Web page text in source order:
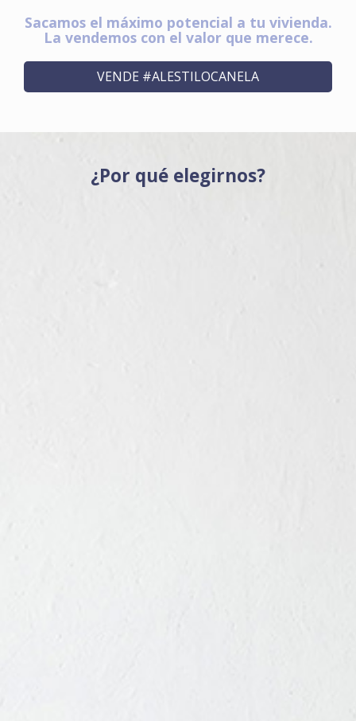
Sacamos el máximo potencial a tu vivienda.
La vendemos con el valor que merece.
VENDE #ALESTILOCANELA
¿Por qué elegirnos?